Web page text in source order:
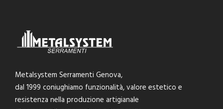
Metalsystem Serramenti Genova,
dal 1999 coniughiamo funzionalità, valore estetico e
resistenza nella produzione artigianale